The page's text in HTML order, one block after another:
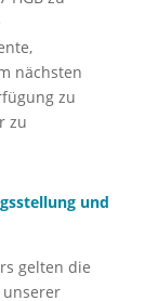
nächsten
zu
zu
und
gelten die
unserer